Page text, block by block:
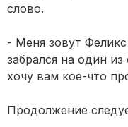
слово.
- Меня зовут
забрался на один
хочу вам кое-что
Продолжение